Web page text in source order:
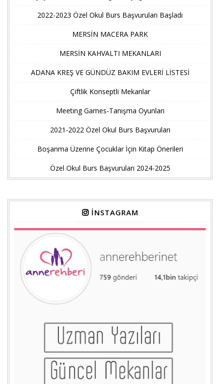
2022-2023 Özel Okul Burs Başvuruları Başladı
MERSİN MACERA PARK
MERSİN KAHVALTI MEKANLARI
ADANA KREŞ VE GÜNDÜZ BAKIM EVLERİ LİSTESİ
Çiftlik Konseptli Mekanlar
Meetıng Games-Tanışma Oyunları
2021-2022 Özel Okul Burs Başvuruları
Boşanma Üzerine Çocuklar İçin Kitap Önerileri
Özel Okul Burs Başvuruları 2024-2025
İNSTAGRAM